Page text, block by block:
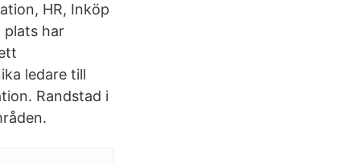
HR, Inköp
plats har
ledare till
Randstad i